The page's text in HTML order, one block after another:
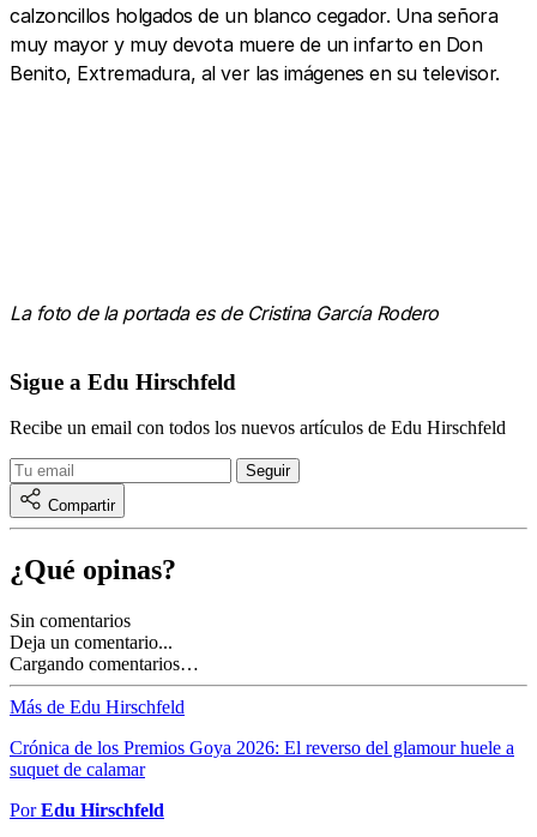
calzoncillos holgados de un blanco cegador. Una señora
muy mayor y muy devota muere de un infarto en Don
Benito, Extremadura, al ver las imágenes en su televisor.
La foto de la portada es de Cristina García Rodero
Sigue a Edu Hirschfeld
Recibe un email con todos los nuevos artículos de Edu Hirschfeld
Compartir
¿Qué opinas?
Sin comentarios
Deja un comentario...
Cargando comentarios…
Más de Edu Hirschfeld
Crónica de los Premios Goya 2026: El reverso del glamour huele a
suquet de calamar
PorEdu Hirschfeld